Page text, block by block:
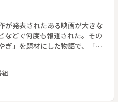
墾したこの棚田の四季の営み
大切に守っている。◆しかしこ
き、集落の人口は３０人に減
なく結婚し、山の上で操さん
タミさんのために早朝から棚
が発表されたある映画が大きな
などで何度も報道された。その
ぎ」を題材にした物語で、「沖
」とプロデューサーたちは意気
「やぎ」の映画がそんなに注目
長編映画「やぎの散歩」（仮
歳のまだ中学生の男の子だっ
組